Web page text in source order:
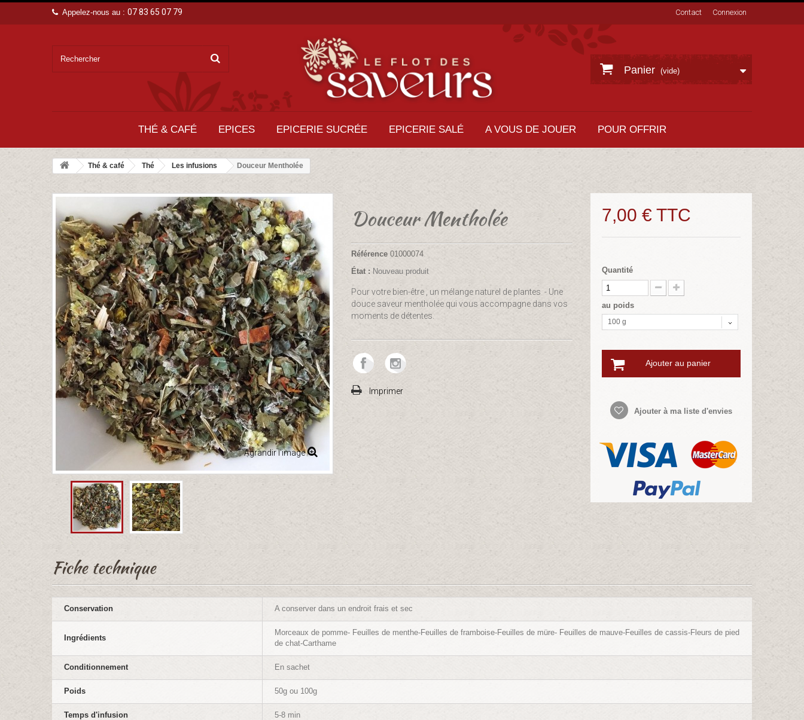
Connexion
Contact
Appelez-nous au : 07 83 65 07 79
Panier (vide)
THÉ & CAFÉ EPICES EPICERIE SUCRÉE EPICERIE SALÉ A VOUS DE JOUER POUR OFFRIR
Thé & café Thé Les infusions Douceur Mentholée
Agrandir l'image
Douceur Mentholée
Référence 01000074
État : Nouveau produit
Pour votre bien-être , un mélange naturel de plantes - Une
douce saveur mentholée qui vous accompagne dans vos
moments de détentes.
Imprimer
7,00 €TTC
Quantité
au poids
100 g
Ajouter au panier
Ajouter à ma liste d'envies
Fiche technique
Conservation A conserver dans un endroit frais et sec
Ingrédients
Morceaux de pomme- Feuilles de menthe-Feuilles de framboise-Feuilles de müre- Feuilles de mauve-Feuilles de cassis-Fleurs de pied
de chat-Carthame
Conditionnement En sachet
Poids 50g ou 100g
Temps d'infusion 5-8 min